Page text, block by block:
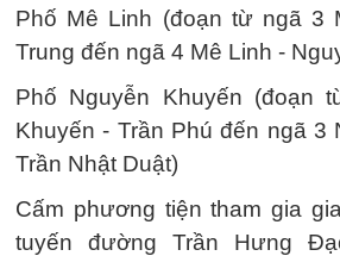
Phố Mê Linh (đoạn từ ngã 3
Trung đến ngã 4 Mê Linh -
Phố Nguyễn Khuyến (đoạn
Khuyến - Trần Phú đến ngã 3
Trần Nhật Duật)
Cấm phương tiện tham gia
tuyến đường Trần Hưng